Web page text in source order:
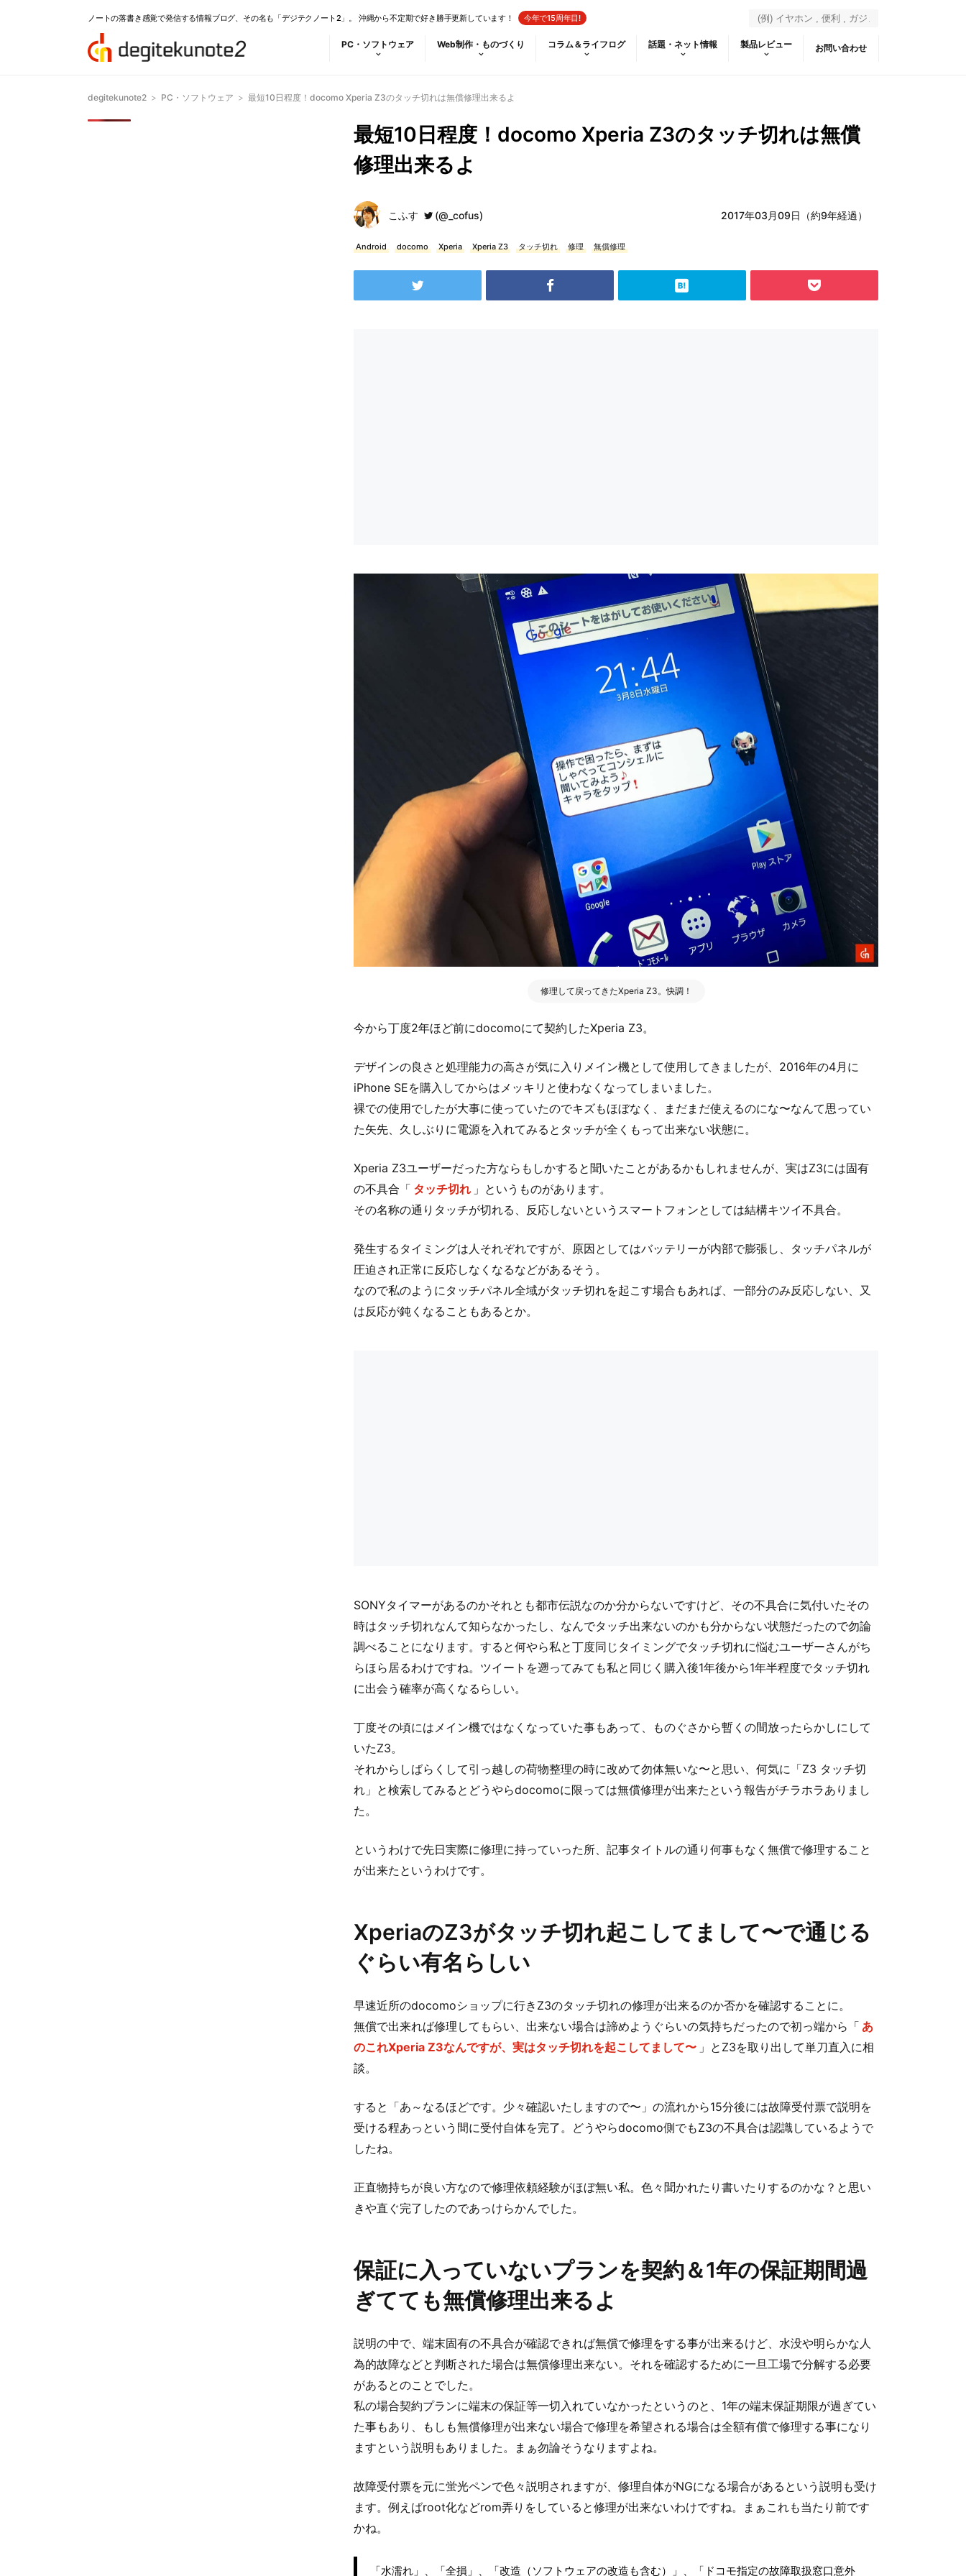
ノートの落書き感覚で発信する情報ブログ、その名も「デジテクノート2」。 沖縄から不定期で好き勝手更新しています！ 今年で15周年目!
PC・ソフトウェア Web制作・ものづくり コラム＆ライフログ 話題・ネット情報 製品レビュー お問い合わせ
degitekunote2 > PC・ソフトウェア > 最短10日程度！docomo Xperia Z3のタッチ切れは無償修理出来るよ
最短10日程度！docomo Xperia Z3のタッチ切れは無償
修理出来るよ
こふす (@_cofus) 2017年03月09日（約9年経過）
Android docomo Xperia Xperia Z3 タッチ切れ 修理 無償修理
修理して戻ってきたXperia Z3。快調！
今から丁度2年ほど前にdocomoにて契約したXperia Z3。
デザインの良さと処理能力の高さが気に入りメイン機として使用してきましたが、2016年の4月に
iPhone SEを購入してからはメッキリと使わなくなってしまいました。
裸での使用でしたが大事に使っていたのでキズもほぼなく、まだまだ使えるのにな〜なんて思ってい
た矢先、久しぶりに電源を入れてみるとタッチが全くもって出来ない状態に。
Xperia Z3ユーザーだった方ならもしかすると聞いたことがあるかもしれませんが、実はZ3には固有
の不具合「 タッチ切れ 」というものがあります。
その名称の通りタッチが切れる、反応しないというスマートフォンとしては結構キツイ不具合。
発生するタイミングは人それぞれですが、原因としてはバッテリーが内部で膨張し、タッチパネルが
圧迫され正常に反応しなくなるなどがあるそう。
なので私のようにタッチパネル全域がタッチ切れを起こす場合もあれば、一部分のみ反応しない、又
は反応が鈍くなることもあるとか。
SONYタイマーがあるのかそれとも都市伝説なのか分からないですけど、その不具合に気付いたその
時はタッチ切れなんて知らなかったし、なんでタッチ出来ないのかも分からない状態だったので勿論
調べることになります。すると何やら私と丁度同じタイミングでタッチ切れに悩むユーザーさんがち
らほら居るわけですね。ツイートを遡ってみても私と同じく購入後1年後から1年半程度でタッチ切れ
に出会う確率が高くなるらしい。
丁度その頃にはメイン機ではなくなっていた事もあって、ものぐさから暫くの間放ったらかしにして
いたZ3。
それからしばらくして引っ越しの荷物整理の時に改めて勿体無いな〜と思い、何気に「Z3 タッチ切
れ」と検索してみるとどうやらdocomoに限っては無償修理が出来たという報告がチラホラありまし
た。
というわけで先日実際に修理に持っていった所、記事タイトルの通り何事もなく無償で修理すること
が出来たというわけです。
XperiaのZ3がタッチ切れ起こしてまして〜で通じる
ぐらい有名らしい
早速近所のdocomoショップに行きZ3のタッチ切れの修理が出来るのか否かを確認することに。
無償で出来れば修理してもらい、出来ない場合は諦めようぐらいの気持ちだったので初っ端から「 あ
のこれXperia Z3なんですが、実はタッチ切れを起こしてまして〜 」とZ3を取り出して単刀直入に相
談。
すると「あ～なるほどです。少々確認いたしますので〜」の流れから15分後には故障受付票で説明を
受ける程あっという間に受付自体を完了。どうやらdocomo側でもZ3の不具合は認識しているようで
したね。
正直物持ちが良い方なので修理依頼経験がほぼ無い私。色々聞かれたり書いたりするのかな？と思い
きや直ぐ完了したのであっけらかんでした。
保証に入っていないプランを契約＆1年の保証期間過
ぎてても無償修理出来るよ
説明の中で、端末固有の不具合が確認できれば無償で修理をする事が出来るけど、水没や明らかな人
為的故障などと判断された場合は無償修理出来ない。それを確認するために一旦工場で分解する必要
があるとのことでした。
私の場合契約プランに端末の保証等一切入れていなかったというのと、1年の端末保証期限が過ぎてい
た事もあり、もしも無償修理が出来ない場合で修理を希望される場合は全額有償で修理する事になり
ますという説明もありました。まぁ勿論そうなりますよね。
故障受付票を元に蛍光ペンで色々説明されますが、修理自体がNGになる場合があるという説明も受け
ます。例えばroot化などrom弄りをしていると修理が出来ないわけですね。まぁこれも当たり前です
かね。
「水濡れ」、「全損」、「改造（ソフトウェアの改造も含む）」、「ドコモ指定の故障取扱窓口意外